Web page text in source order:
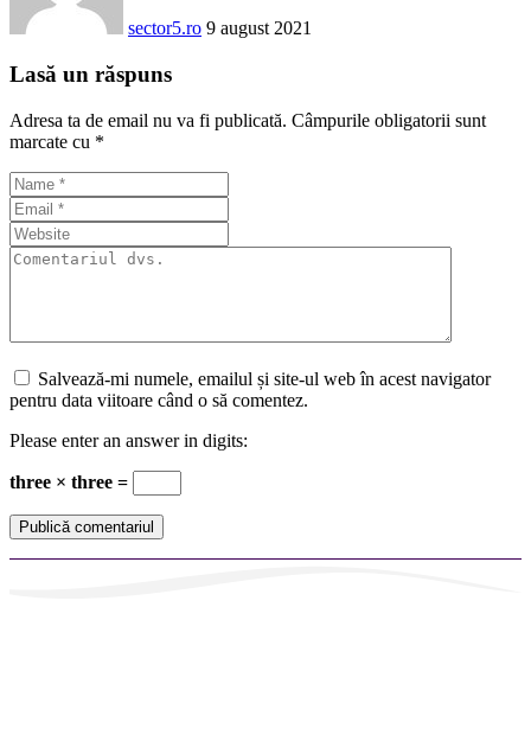
sector5.ro 9 august 2021
Lasă un răspuns
Adresa ta de email nu va fi publicată. Câmpurile obligatorii sunt
marcate cu *
Salvează-mi numele, emailul și site-ul web în acest navigator
pentru data viitoare când o să comentez.
Please enter an answer in digits:
three × three =